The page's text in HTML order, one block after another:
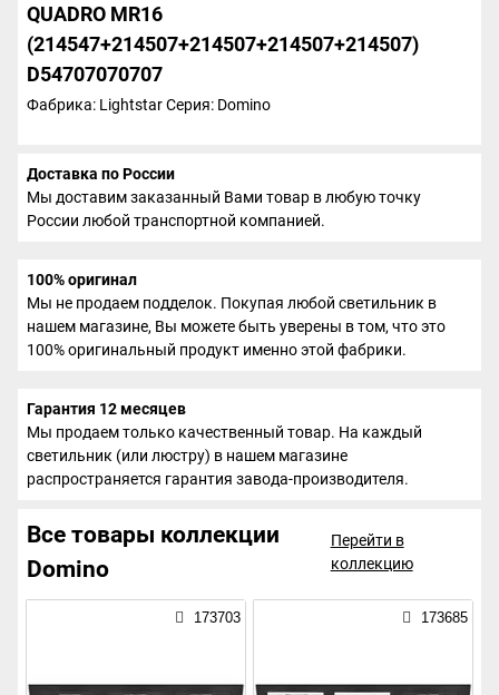
QUADRO МR16
(214547+214507+214507+214507+214507)
D54707070707
Фабрика: LightstarСерия: Domino
Доставка по России
Мы доставим заказанный Вами товар в любую точку
России любой транспортной компанией.
100% оригинал
Мы не продаем подделок. Покупая любой светильник в
нашем магазине, Вы можете быть уверены в том, что это
100% оригинальный продукт именно этой фабрики.
Гарантия 12 месяцев
Мы продаем только качественный товар. На каждый
светильник (или люстру) в нашем магазине
распространяется гарантия завода-производителя.
Все товары коллекции
Domino
Перейти в
коллекцию
173703 173685